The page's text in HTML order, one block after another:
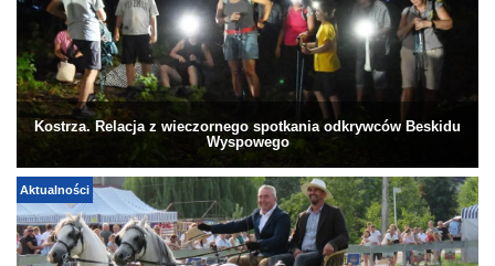
Kostrza. Relacja z wieczornego spotkania odkrywców Beskidu
Wyspowego
Aktualności